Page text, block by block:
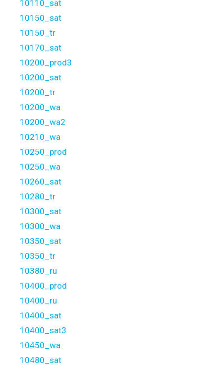
10110_sat
10150_sat
10150_tr
10170_sat
10200_prod3
10200_sat
10200_tr
10200_wa
10200_wa2
10210_wa
10250_prod
10250_wa
10260_sat
10280_tr
10300_sat
10300_wa
10350_sat
10350_tr
10380_ru
10400_prod
10400_ru
10400_sat
10400_sat3
10450_wa
10480_sat